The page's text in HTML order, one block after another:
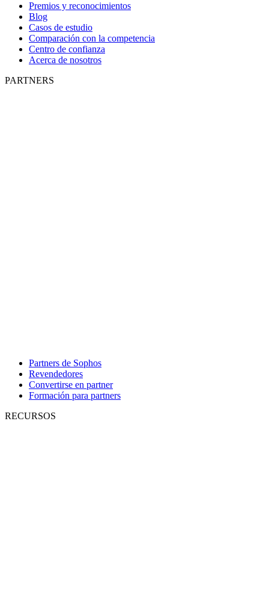
Premios y reconocimientos
Blog
Casos de estudio
Comparación con la competencia
Centro de confianza
Acerca de nosotros
PARTNERS
Partners de Sophos
Revendedores
Convertirse en partner
Formación para partners
RECURSOS